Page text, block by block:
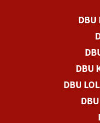
DBU
DBU
DBU